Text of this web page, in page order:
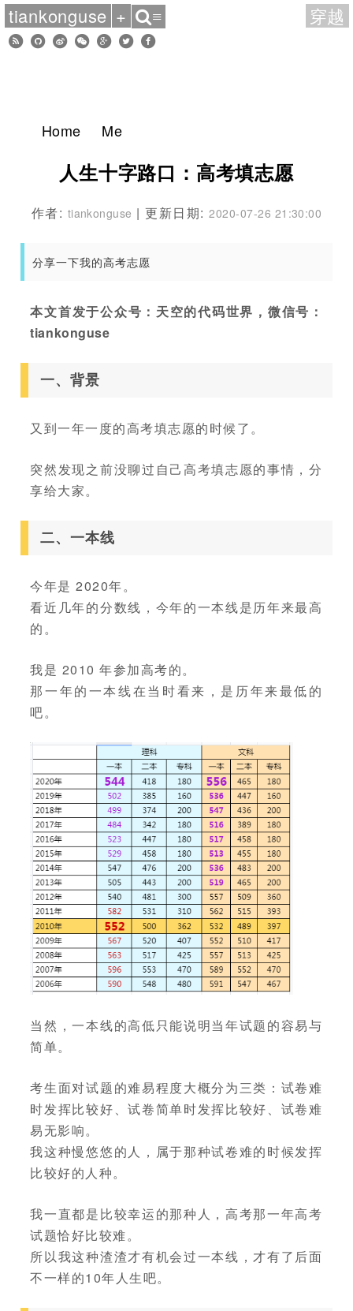
Home Me
人生十字路口：高考填志愿
作者: tiankonguse | 更新日期:2020-07-26 21:30:00
分享一下我的高考志愿
本文首发于公众号：天空的代码世界，微信号：
tiankonguse
一、背景
又到一年一度的高考填志愿的时候了。
突然发现之前没聊过自己高考填志愿的事情，分
享给大家。
二、一本线
今年是 2020年。
看近几年的分数线，今年的一本线是历年来最高
的。
我是 2010 年参加高考的。
那一年的一本线在当时看来，是历年来最低的
吧。
当然，一本线的高低只能说明当年试题的容易与
简单。
考生面对试题的难易程度大概分为三类：试卷难
时发挥比较好、试卷简单时发挥比较好、试卷难
易无影响。
我这种慢悠悠的人，属于那种试卷难的时候发挥
比较好的人种。
我一直都是比较幸运的那种人，高考那一年高考
试题恰好比较难。
所以我这种渣渣才有机会过一本线，才有了后面
不一样的10年人生吧。
tiankonguse + ≡ 穿越